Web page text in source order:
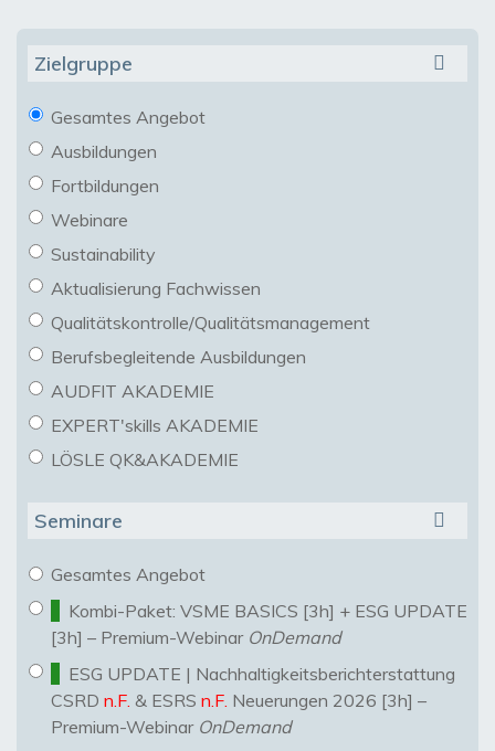
Zielgruppe
Gesamtes Angebot
Ausbildungen
Fortbildungen
Webinare
Sustainability
Aktualisierung Fachwissen
Qualitätskontrolle/Qualitätsmanagement
Berufsbegleitende Ausbildungen
AUDFIT AKADEMIE
EXPERT'skills AKADEMIE
LÖSLE QK&AKADEMIE
Seminare
Gesamtes Angebot
Kombi-Paket: VSME BASICS [3h] + ESG UPDATE
[3h] – Premium-Webinar OnDemand
ESG UPDATE | Nachhaltigkeitsberichterstattung
CSRD n.F. & ESRS n.F. Neuerungen 2026 [3h] –
Premium-Webinar OnDemand